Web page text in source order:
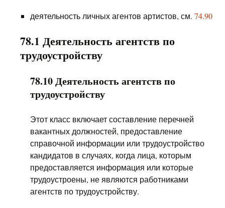
деятельность личных агентов артистов, см. 74.90
78.1 Деятельность агентств по
трудоустройству
78.10 Деятельность агентств по
трудоустройству
Этот класс включает составление перечней
вакантных должностей, предоставление
справочной информации или трудоустройство
кандидатов в случаях, когда лица, которым
предоставляется информация или которые
трудоустроены, не являются работниками
агентств по трудоустройству.